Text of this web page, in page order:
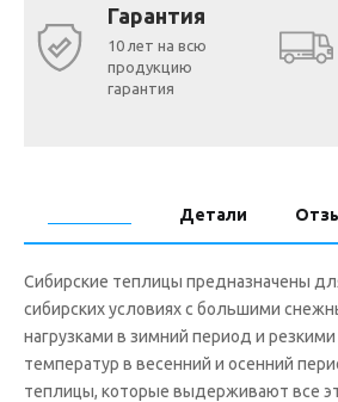
Гарантия
10 лет на всю
продукцию
гарантия
Детали
Сибирские теплицы предназначены
сибирских условиях с большими
нагрузками в зимний период и
температур в весенний и осенний
теплицы, которые выдерживают все